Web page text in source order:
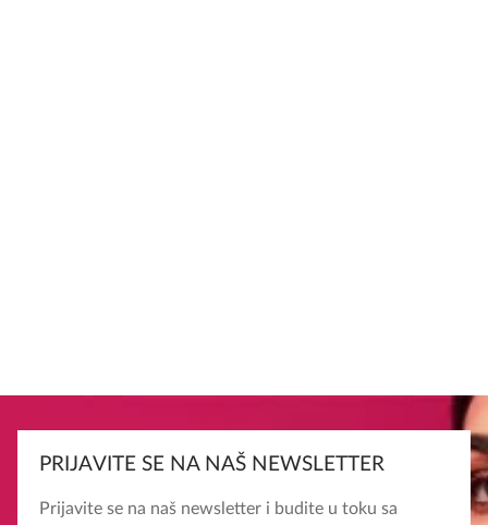
PRIJAVITE SE NA NAŠ NEWSLETTER
Prijavite se na naš newsletter i budite u toku sa